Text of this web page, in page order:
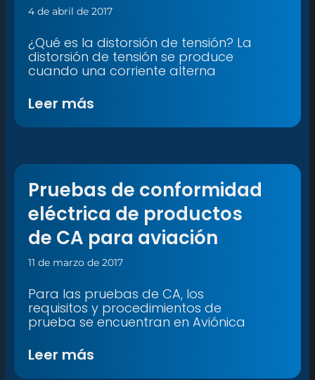
4 de abril de 2017
¿Qué es la distorsión de tensión? La
distorsión de tensión se produce
cuando una corriente alterna
Leer más
Pruebas de conformidad
eléctrica de productos
de CA para aviación
11 de marzo de 2017
Para las pruebas de CA, los
requisitos y procedimientos de
prueba se encuentran en Aviónica
Leer más